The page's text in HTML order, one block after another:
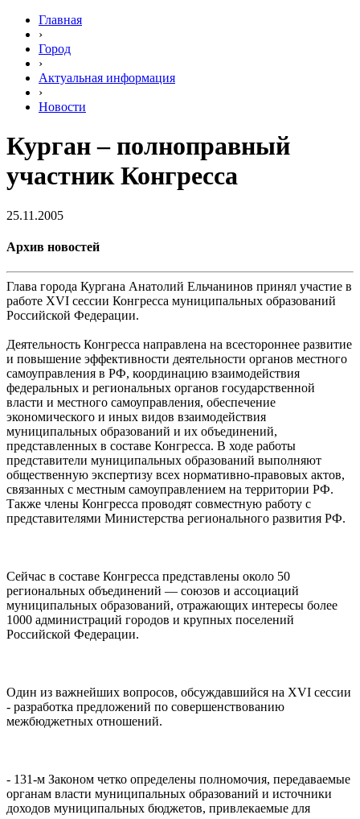
Главная
›
Город
›
Актуальная информация
›
Новости
Курган – полноправный
участник Конгресса
25.11.2005
Архив новостей
Глава города Кургана Анатолий Ельчанинов принял участие в
работе XVI сессии Конгресса муниципальных образований
Российской Федерации.
Деятельность Конгресса направлена на всестороннее развитие
и повышение эффективности деятельности органов местного
самоуправления в РФ, координацию взаимодействия
федеральных и региональных органов государственной
власти и местного самоуправления, обеспечение
экономического и иных видов взаимодействия
муниципальных образований и их объединений,
представленных в составе Конгресса. В ходе работы
представители муниципальных образований выполняют
общественную экспертизу всех нормативно-правовых актов,
связанных с местным самоуправлением на территории РФ.
Также члены Конгресса проводят совместную работу с
представителями Министерства регионального развития РФ.
Сейчас в составе Конгресса представлены около 50
региональных объединений — союзов и ассоциаций
муниципальных образований, отражающих интересы более
1000 администраций городов и крупных поселений
Российской Федерации.
Один из важнейших вопросов, обсуждавшийся на XVI сессии
- разработка предложений по совершенствованию
межбюджетных отношений.
- 131-м Законом четко определены полномочия, передаваемые
органам власти муниципальных образований и источники
доходов муниципальных бюджетов, привлекаемые для